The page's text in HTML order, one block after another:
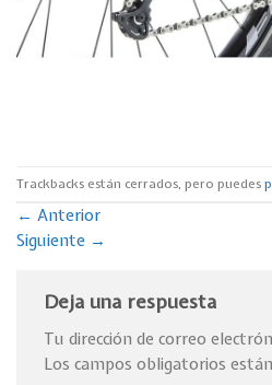
Trackbacks están cerrados, pero puedes
← Anterior
Siguiente →
Deja una respuesta
Tu dirección de correo
Los campos obligatorios